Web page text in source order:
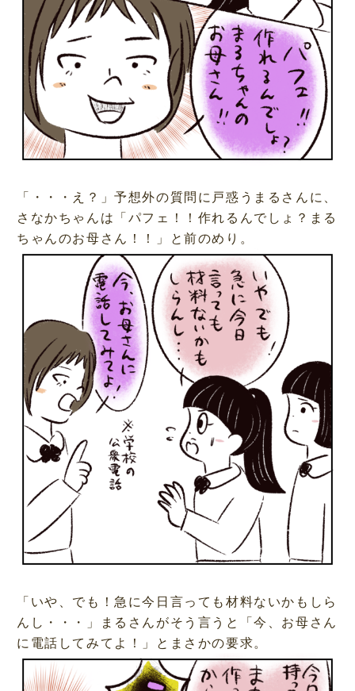
「・・・え？」予想外の質問に戸惑うまるさんに、
さなかちゃんは「パフェ！！作れるんでしょ？まる
ちゃんのお母さん！！」と前のめり。
「いや、でも！急に今日言っても材料ないかもしら
んし・・・」まるさんがそう言うと「今、お母さん
に電話してみてよ！」とまさかの要求。